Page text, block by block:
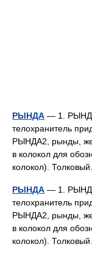
РЫНДА — 1.
телохранитель
РЫНДА2, рынды,
в колокол для
колокол).
РЫНДА — 1.
телохранитель
РЫНДА2, рынды,
в колокол для
колокол).